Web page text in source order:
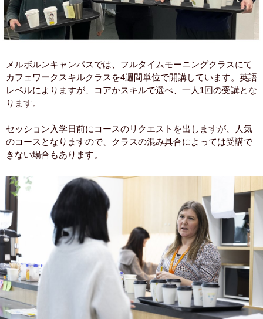
メルボルンキャンパスでは、フルタイムモーニングクラスにて
カフェワークスキルクラスを4週間単位で開講しています。英語
レベルによりますが、コアかスキルで選べ、一人1回の受講とな
ります。
セッション入学日前にコースのリクエストを出しますが、人気
のコースとなりますので、クラスの混み具合によっては受講で
きない場合もあります。